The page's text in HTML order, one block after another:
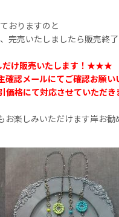
おりますのと
完売いたしましたら販売終了
だけ販売いたします！★★★
認メールにてご確認お願い
格にて対応させていただき
お楽しみいただけます岸お